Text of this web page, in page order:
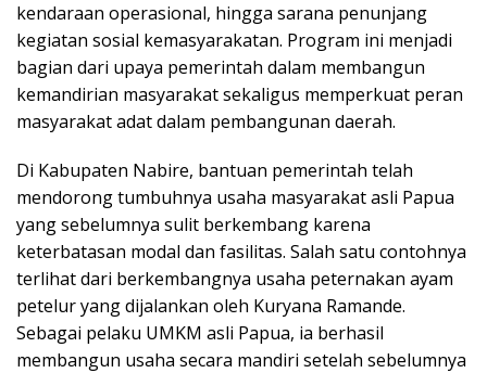
kendaraan operasional, hingga sarana penunjang
kegiatan sosial kemasyarakatan. Program ini menjadi
bagian dari upaya pemerintah dalam membangun
kemandirian masyarakat sekaligus memperkuat peran
masyarakat adat dalam pembangunan daerah.
Di Kabupaten Nabire, bantuan pemerintah telah
mendorong tumbuhnya usaha masyarakat asli Papua
yang sebelumnya sulit berkembang karena
keterbatasan modal dan fasilitas. Salah satu contohnya
terlihat dari berkembangnya usaha peternakan ayam
petelur yang dijalankan oleh Kuryana Ramande.
Sebagai pelaku UMKM asli Papua, ia berhasil
membangun usaha secara mandiri setelah sebelumnya